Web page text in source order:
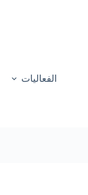
الفعاليات